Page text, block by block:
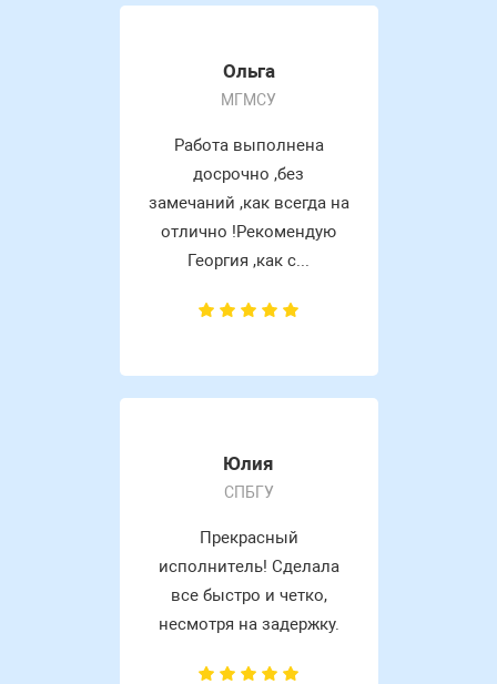
Ольга
МГМСУ
Работа выполнена
досрочно ,без
замечаний ,как всегда на
отлично !Рекомендую
Георгия ,как с...
Юлия
СПБГУ
Прекрасный
исполнитель! Сделала
все быстро и четко,
несмотря на задержку.